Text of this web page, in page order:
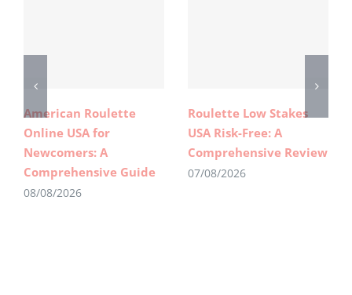
American Roulette
Online USA for
Newcomers: A
Comprehensive Guide
08/08/2026
Roulette Low Stakes
USA Risk-Free: A
Comprehensive Review
07/08/2026